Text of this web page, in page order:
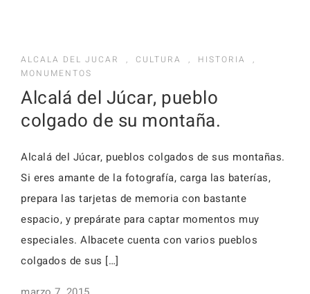
ALCALA DEL JUCAR , CULTURA , HISTORIA
,
MONUMENTOS
Alcalá del Júcar, pueblo
colgado de su montaña.
Alcalá del Júcar, pueblos colgados de sus montañas.
Si eres amante de la fotografía, carga las baterías,
prepara las tarjetas de memoria con bastante
espacio, y prepárate para captar momentos muy
especiales. Albacete cuenta con varios pueblos
colgados de sus […]